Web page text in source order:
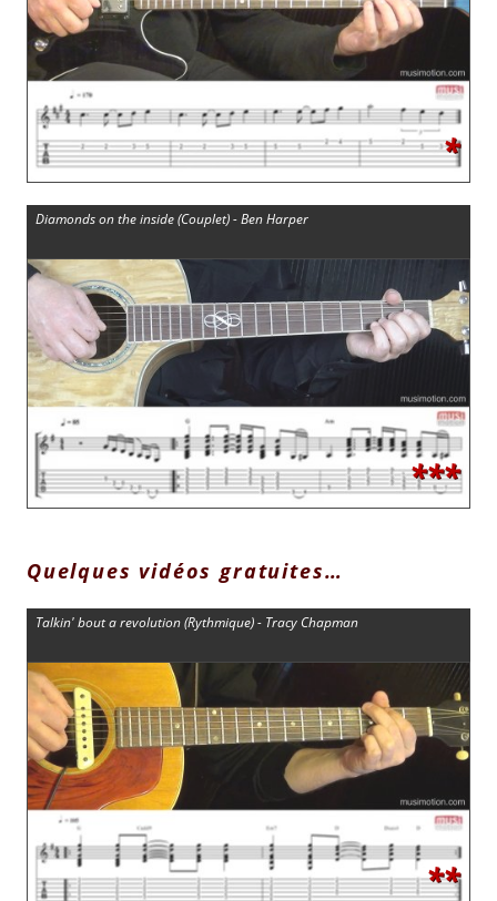
*
Diamonds on the inside (Couplet) - Ben Harper
***
Quelques vidéos gratuites…
Talkin' bout a revolution (Rythmique) - Tracy Chapman
**